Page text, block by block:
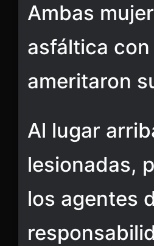
Ambas
asfáltica
ameritaron
Al lugar
lesionadas,
los agentes